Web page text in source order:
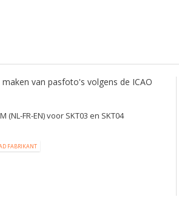
van pasfoto's volgens de ICAO
FR-EN) voor SKT03 en SKT04
FABRIKANT